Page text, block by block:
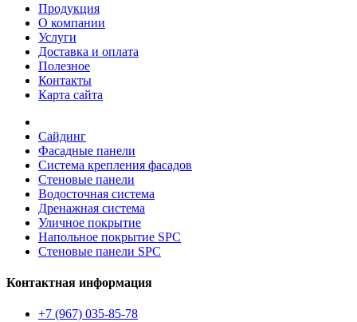
Продукция
О компании
Услуги
Доставка и оплата
Полезное
Контакты
Карта сайта
Сайдинг
Фасадные панели
Система крепления фасадов
Стеновые панели
Водосточная система
Дренажная система
Уличное покрытие
Напольное покрытие SPC
Стеновые панели SPC
Контактная информация
+7 (967) 035-85-78